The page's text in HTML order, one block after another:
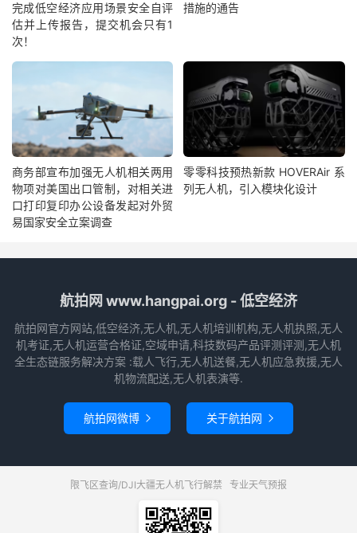
完成低空经济应用场景安全自评
估并上传报告，提交机会只有1
次！
措施的通告
商务部宣布加强无人机相关两用
物项对美国出口管制，对相关进
口打印复印办公设备发起对外贸
易国家安全立案调查
零零科技预热新款 HOVERAir 系
列无人机，引入模块化设计
航拍网 www.hangpai.org - 低空经济
航拍网官方网站,低空经济,无人机,无人机培训机构,无人机执照,无人
机考证,无人机运营合格证,空域申请,科技数码产品评测评测,无人机
全生态链服务解决方案 :载人飞行,无人机送餐,无人机应急救援,无人
机物流配送,无人机表演等.
航拍网微博  关于航拍网 
限飞区查询/DJI大疆无人机飞行解禁 专业天气预报